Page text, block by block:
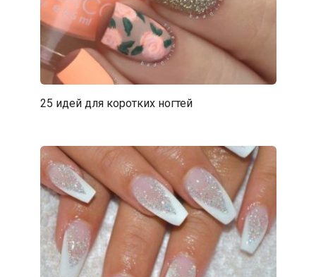
25 идей для коротких ногтей